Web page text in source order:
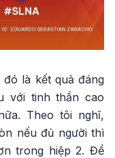
đó là kết quả đáng
với tinh thần cao
Theo tôi nghĩ,
nếu đủ người thì
trong hiệp 2. Để